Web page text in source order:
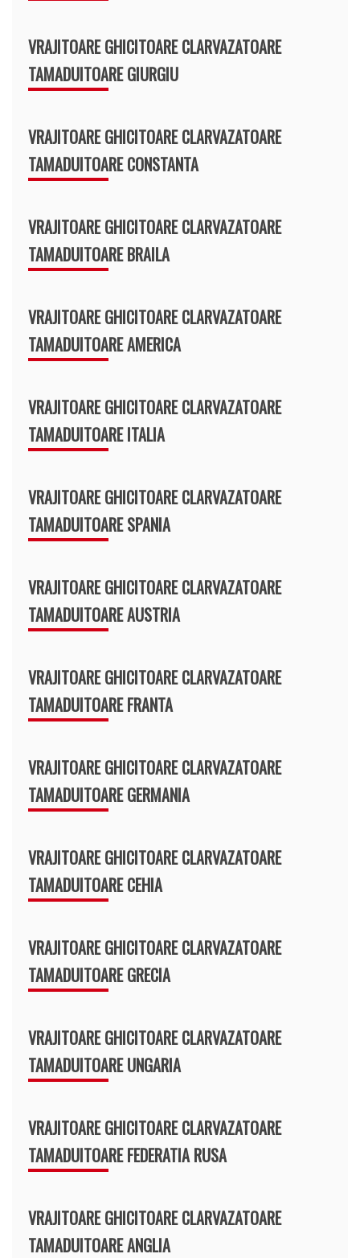
VRAJITOARE GHICITOARE CLARVAZATOARE
TAMADUITOARE GIURGIU
VRAJITOARE GHICITOARE CLARVAZATOARE
TAMADUITOARE CONSTANTA
VRAJITOARE GHICITOARE CLARVAZATOARE
TAMADUITOARE BRAILA
VRAJITOARE GHICITOARE CLARVAZATOARE
TAMADUITOARE AMERICA
VRAJITOARE GHICITOARE CLARVAZATOARE
TAMADUITOARE ITALIA
VRAJITOARE GHICITOARE CLARVAZATOARE
TAMADUITOARE SPANIA
VRAJITOARE GHICITOARE CLARVAZATOARE
TAMADUITOARE AUSTRIA
VRAJITOARE GHICITOARE CLARVAZATOARE
TAMADUITOARE FRANTA
VRAJITOARE GHICITOARE CLARVAZATOARE
TAMADUITOARE GERMANIA
VRAJITOARE GHICITOARE CLARVAZATOARE
TAMADUITOARE CEHIA
VRAJITOARE GHICITOARE CLARVAZATOARE
TAMADUITOARE GRECIA
VRAJITOARE GHICITOARE CLARVAZATOARE
TAMADUITOARE UNGARIA
VRAJITOARE GHICITOARE CLARVAZATOARE
TAMADUITOARE FEDERATIA RUSA
VRAJITOARE GHICITOARE CLARVAZATOARE
TAMADUITOARE ANGLIA